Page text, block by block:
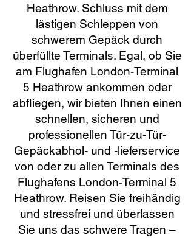
Heathrow. Schluss mit dem
lästigen Schleppen von
schwerem Gepäck durch
überfüllte Terminals. Egal, ob Sie
am Flughafen London-Terminal
5 Heathrow ankommen oder
abfliegen, wir bieten Ihnen einen
schnellen, sicheren und
professionellen Tür-zu-Tür-
Gepäckabhol- und -lieferservice
von oder zu allen Terminals des
Flughafens London-Terminal 5
Heathrow. Reisen Sie freihändig
und stressfrei und überlassen
Sie uns das schwere Tragen –